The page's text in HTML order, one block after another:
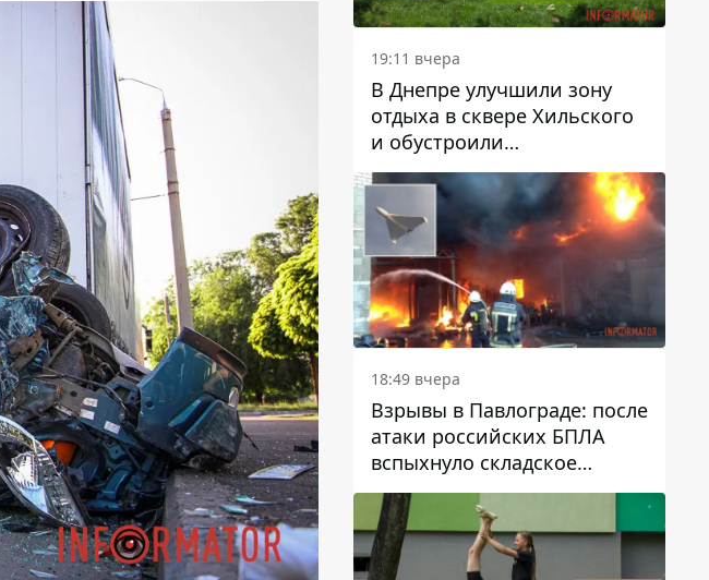
19:11 вчера
В Днепре улучшили зону
отдыха в сквере Хильского
и обустроили
искусственный газон
18:49 вчера
Взрывы в Павлограде: после
атаки российских БПЛА
вспыхнуло складское
здание предприятия